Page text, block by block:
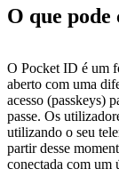
O que
O Pocket ID é um
aberto com uma
acesso (passkeys)
passe. Os
utilizando o seu
partir desse
conectada com um